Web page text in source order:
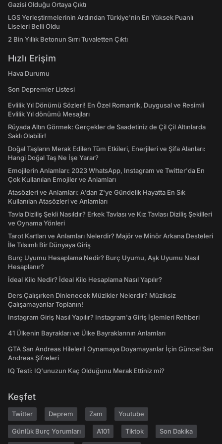
Gazisi Olduğu Ortaya Çıktı
LGS Yerleştirmelerinin Ardından Türkiye'nin En Yüksek Puanlı
Liseleri Belli Oldu
2 Bin Yıllık Betonun Sırrı Tuvaletten Çıktı
Hızlı Erişim
Hava Durumu
Son Depremler Listesi
Evlilik Yıl Dönümü Sözleri! En Özel Romantik, Duygusal ve Resimli
Evlilik Yıl dönümü Mesajları
Rüyada Altın Görmek: Gerçekler de Saadetiniz de Çil Çil Altınlarda
Saklı Olabilir!
Doğal Taşların Merak Edilen Tüm Etkileri, Enerjileri ve Şifa Alanları:
Hangi Doğal Taş Ne İşe Yarar?
Emojilerin Anlamları: 2023 WhatsApp, Instagram ve Twitter'da En
Çok Kullanılan Emojiler ve Anlamları
Atasözleri ve Anlamları: A'dan Z'ye Gündelik Hayatta En Sık
Kullanılan Atasözleri ve Anlamları
Tavla Diziliş Şekli Nasıldır? Erkek Tavlası ve Kız Tavlası Diziliş Şekilleri
ve Oynama Yönleri
Tarot Kartları ve Anlamları Nelerdir? Majör ve Minör Arkana Desteleri
İle Tılsımlı Bir Dünyaya Giriş
Burç Uyumu Hesaplama Nedir? Burç Uyumu, Aşk Uyumu Nasıl
Hesaplanır?
İdeal Kilo Nedir? İdeal Kilo Hesaplama Nasıl Yapılır?
Ders Çalışırken Dinlenecek Müzikler Nelerdir? Müziksiz
Çalışamayanlar Toplanın!
Instagram Giriş Nasıl Yapılır? Instagram'a Giriş İşlemleri Rehberi
41 Ülkenin Bayrakları ve Ülke Bayraklarının Anlamları
GTA San Andreas Hileleri! Oynamaya Doyamayanlar İçin Güncel San
Andreas Şifreleri
IQ Testi: IQ'unuzun Kaç Olduğunu Merak Ettiniz mi?
Keşfet
Twitter Deprem Zam Youtube
Günlük Burç Yorumları A101 Tiktok Son Dakika